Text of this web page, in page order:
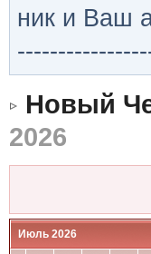
ник и Ваш
Новый
2026
Июль 2026